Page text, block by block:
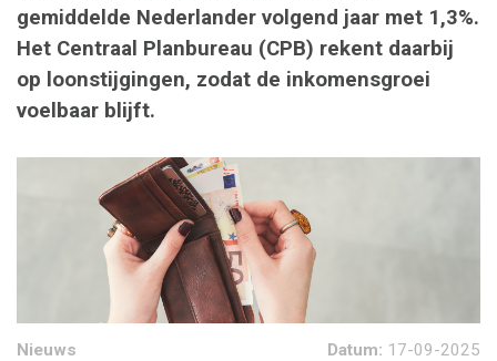
gemiddelde Nederlander volgend jaar met 1,3%.
Het Centraal Planbureau (CPB) rekent daarbij
op loonstijgingen, zodat de inkomensgroei
voelbaar blijft.
Nieuws Datum: 17-09-2025